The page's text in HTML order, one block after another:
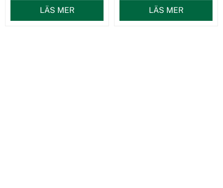
LÄS MER LÄS MER